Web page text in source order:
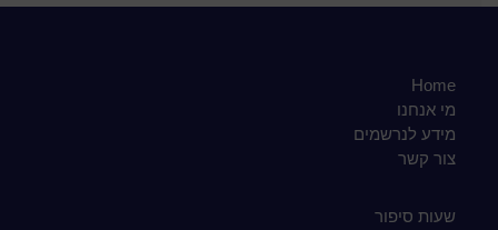
Home
מי אנחנו
מידע לנרשמים
צור קשר
שעות סיפור